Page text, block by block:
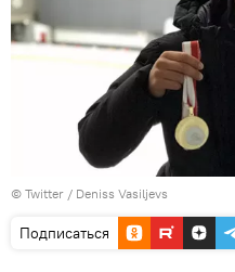
©
Подписаться